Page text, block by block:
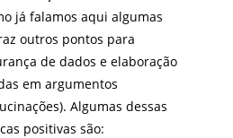
já falamos aqui algumas
outros pontos para
de dados e elaboração
em argumentos
Algumas dessas
positivas são: